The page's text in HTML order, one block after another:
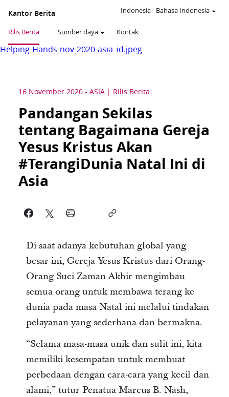
Kantor Berita
Rilis Berita Sumber daya Kontak
Indonesia- Bahasa Indonesia
Helping-Hands-nov-2020-asia_id.jpeg
16 November 2020 - ASIA Rilis Berita
Pandangan Sekilas
tentang Bagaimana Gereja
Yesus Kristus Akan
#TerangiDunia Natal Ini di
Asia
Di saat adanya kebutuhan global yang
besar ini, Gereja Yesus Kristus dari Orang-
Orang Suci Zaman Akhir mengimbau
semua orang untuk membawa terang ke
dunia pada masa Natal ini melalui tindakan
pelayanan yang sederhana dan bermakna.
“Selama masa-masa unik dan sulit ini, kita
memiliki kesempatan untuk membuat
perbedaan dengan cara-cara yang kecil dan
alami,” tutur Penatua Marcus B. Nash,